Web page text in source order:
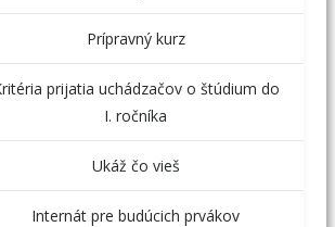
Prípravný kurz
prijatia uchádzačov o štúdium do
I. ročníka
Ukáž čo vieš
Internát pre budúcich prvákov